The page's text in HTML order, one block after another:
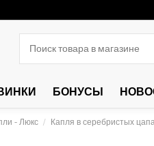
БОНУСЫ
- Люкс Капля в серебристых